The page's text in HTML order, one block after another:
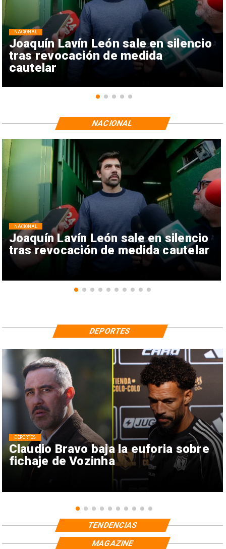
Joaquín Lavín León sale en silencio
tras revocación de medida
cautelar
NACIONAL
Joaquín Lavín León sale en silencio
tras revocación de medida cautelar
NACIONAL
NACIONAL
Claudio Bravo baja la euforia sobre
fichaje de Vozinha
DEPORTES
DEPORTES
TENDENCIAS
MAGAZINE